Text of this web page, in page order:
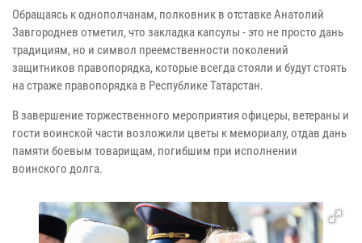
Обращаясь к однополчанам, полковник в отставке Анатолий
Завгороднев отметил, что закладка капсулы - это не просто дань
традициям, но и символ преемственности поколений
защитников правопорядка, которые всегда стояли и будут стоять
на страже правопорядка в Республике Татарстан.
В завершение торжественного мероприятия офицеры, ветераны и
гости воинской части возложили цветы к мемориалу, отдав дань
памяти боевым товарищам, погибшим при исполнении
воинского долга.